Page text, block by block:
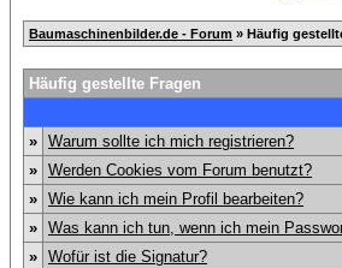
Baumaschinenbilder.de - Forum » Häufig
Häufig gestellte Fragen
» Warum sollte ich mich registrieren?
» Werden Cookies vom Forum benutzt?
» Wie kann ich mein Profil bearbeiten?
» Was kann ich tun, wenn ich mein
» Wofür ist die Signatur?